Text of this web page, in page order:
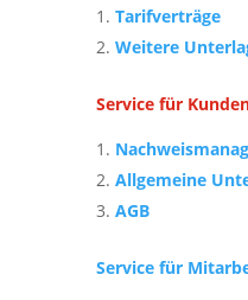
Tarifverträge
Weitere
Service für
Allgemeine
AGB
Service für